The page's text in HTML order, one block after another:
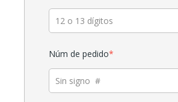
Núm de pedido*